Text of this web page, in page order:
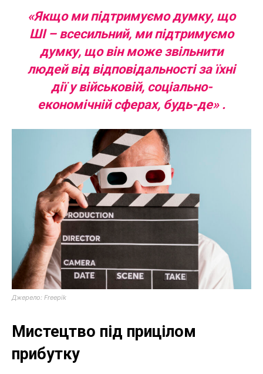
«Якщо ми підтримуємо думку, що
ШІ – всесильний, ми підтримуємо
думку, що він може звільнити
людей від відповідальності за їхні
дії у військовій, соціально-
економічній сферах, будь-де» .
Джерело: Freepik
Мистецтво під прицілом
прибутку